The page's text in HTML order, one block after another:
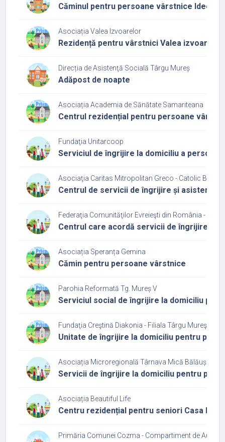
Căminul pentru persoane vârstnice Ideciu
Asociația Valea Izvoarelor
Rezidență pentru vârstnici Valea izvoarelor
Direcția de Asistenţă Socială Târgu Mureș
Adăpost de noapte
Asociația Academia de Sănătate Samariteana
Centrul rezidențial pentru persoane
Fundaţia Unitarcoop
Serviciul de îngrijire la domiciliu a
Asociaţia Caritas Mitropolitan Greco - Catolic Blaj
Centrul de servicii de îngrijire și asistență
Federaţia Comunităţilor Evreieşti din România -
Centrul care acordă servicii de îngrijire și
Asociația Speranța Gemina
Cămin pentru persoane vârstnice
Parohia Reformată Tg. Mureș V
Serviciul social de îngrijire la domiciliu
Fundaţia Creştină Diakonia - Filiala Târgu Mureş
Unitate de îngrijire la domiciliu pentru
Asociația Microregională Târnava Mică Bălăușeri -
Servicii de îngrijire la domiciliu pentru
Asociația Beautiful Life
Centru rezidențial pentru seniori Casa
Primăria Comunei Cozma - Compartiment de